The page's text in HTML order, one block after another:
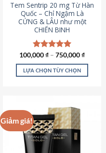
chọn
trên
trang
sản
phẩm
Tem Sentrip 20 mg Từ Hàn
Quốc – Chỉ Ngậm Là
CỨNG & LÂU như một
CHIẾN BINH
Được xếp
hạng5.00
5 sao
100,000₫ – 750,000₫
LỰA CHỌN TÙY CHỌN
có
nhiều
biến
Giảm giá!